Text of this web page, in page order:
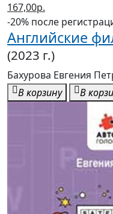
167,00р.
-20% после
Английские
(2023 г.)
Бахурова Евгения
В корзину
В